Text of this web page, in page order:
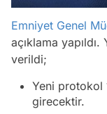
Emniyet Genel
açıklama
verildi;
Yeni protokol
girecektir.